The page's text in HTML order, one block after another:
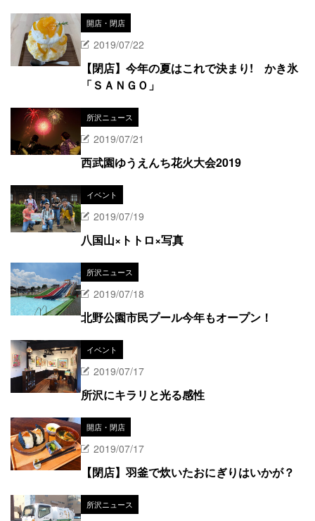
開店・閉店
2019/07/22
【閉店】今年の夏はこれで決まり! かき氷
「ＳＡＮＧＯ」
所沢ニュース
2019/07/21
西武園ゆうえんち花火大会2019
イベント
2019/07/19
八国山×トトロ×写真
所沢ニュース
2019/07/18
北野公園市民プール今年もオープン！
イベント
2019/07/17
所沢にキラリと光る感性
開店・閉店
2019/07/17
【閉店】羽釜で炊いたおにぎりはいかが？
所沢ニュース